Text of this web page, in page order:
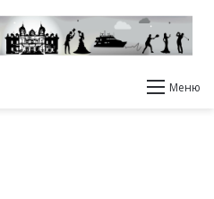
Меню